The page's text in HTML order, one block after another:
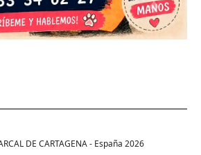
DE CARTAGENA - España 2026